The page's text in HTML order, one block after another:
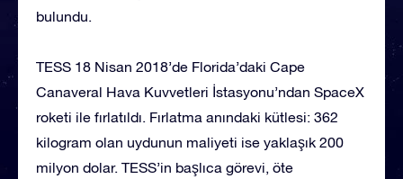
bulundu.
TESS 18 Nisan 2018’de Florida’daki Cape
Canaveral Hava Kuvvetleri İstasyonu’ndan SpaceX
roketi ile fırlatıldı. Fırlatma anındaki kütlesi: 362
kilogram olan uydunun maliyeti ise yaklaşık 200
milyon dolar. TESS’in başlıca görevi, öte